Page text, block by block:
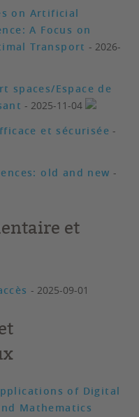
on Artificial
A Focus on
Transport - 2026-
spaces/Espace de
- 2025-11-04
et sécurisée -
old and new -
et
- 2025-09-01
of Digital
Mathematics